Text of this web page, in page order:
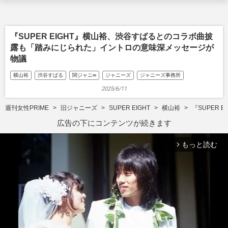
『SUPER EIGHT』横山裕、渋谷すばるとのコラボ曲披
露も「踏みにじられた」イントロの意味深メッセージが
物議
横山裕 渋谷すばる 関ジャニ∞ ジャニーズ ジャニーズ事務所
2025/6/11
週刊女性PRIME 旧ジャニーズ SUPER EIGHT 横山裕 『SUPER
広告の下にコンテンツが続きます
arrow_forward_ios もっと読む